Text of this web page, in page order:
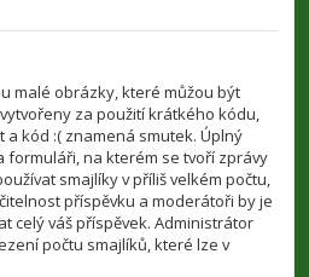
malé obrázky, které můžou být
za použití krátkého kódu,
kód :( znamená smutek. Úplný
formuláři, na kterém se tvoří zprávy
smajlíky v příliš velkém počtu,
příspěvku a moderátoři by je
celý váš příspěvek. Administrátor
počtu smajlíků, které lze v